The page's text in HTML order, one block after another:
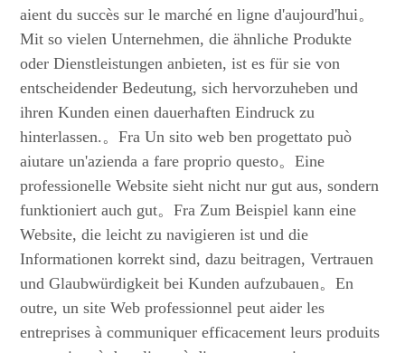
aient du succès sur le marché en ligne d'aujourd'hui。
Mit so vielen Unternehmen, die ähnliche Produkte
oder Dienstleistungen anbieten, ist es für sie von
entscheidender Bedeutung, sich hervorzuheben und
ihren Kunden einen dauerhaften Eindruck zu
hinterlassen.。Fra Un sito web ben progettato può
aiutare un'azienda a fare proprio questo。Eine
professionelle Website sieht nicht nur gut aus, sondern
funktioniert auch gut。Fra Zum Beispiel kann eine
Website, die leicht zu navigieren ist und die
Informationen korrekt sind, dazu beitragen, Vertrauen
und Glaubwürdigkeit bei Kunden aufzubauen。En
outre, un site Web professionnel peut aider les
entreprises à communiquer efficacement leurs produits